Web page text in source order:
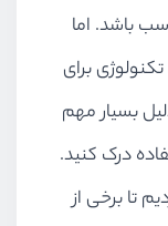
باشد. اما
برای
بسیار مهم
درک کنید.
تا برخی از